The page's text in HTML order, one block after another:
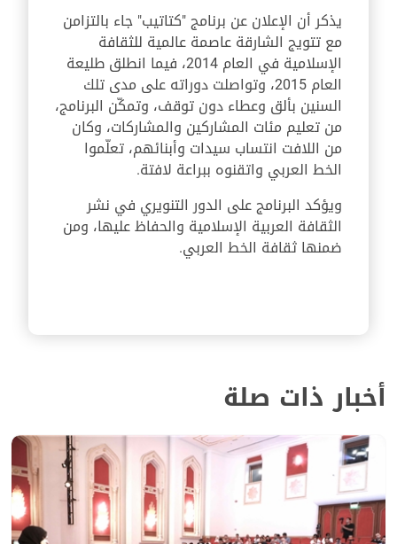
يذكر أن الإعلان عن برنامج "كتاتيب" جاء بالتزامن
مع تتويج الشارقة عاصمة عالمية للثقافة
الإسلامية في العام 2014، فيما انطلق طليعة
العام 2015، وتواصلت دوراته على مدى تلك
السنين بألق وعطاء دون توقف، وتمكّن البرنامج،
من تعليم مئات المشاركين والمشاركات، وكان
من اللافت انتساب سيدات وأبنائهم، تعلّموا
الخط العربي واتقنوه ببراعة لافتة.
ويؤكد البرنامج على الدور التنويري في نشر
الثقافة العربية الإسلامية والحفاظ عليها، ومن
ضمنها ثقافة الخط العربي.
أخبار ذات صلة